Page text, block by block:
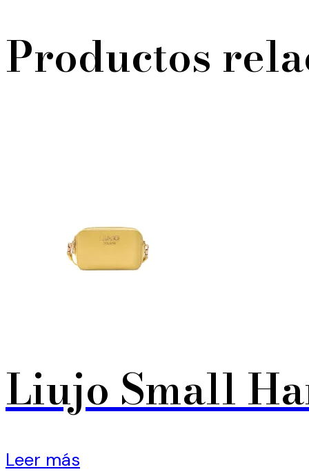
Productos
Liujo Small
Leer más